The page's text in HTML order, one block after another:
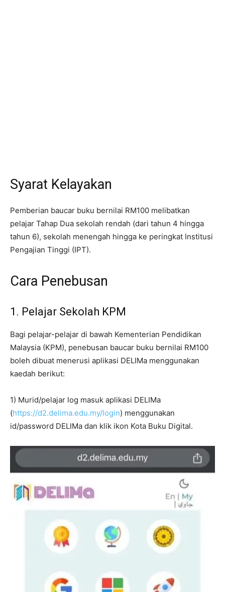
Syarat Kelayakan
Pemberian baucar buku bernilai RM100 melibatkan
pelajar Tahap Dua sekolah rendah (dari tahun 4 hingga
tahun 6), sekolah menengah hingga ke peringkat Institusi
Pengajian Tinggi (IPT).
Cara Penebusan
1. Pelajar Sekolah KPM
Bagi pelajar-pelajar di bawah Kementerian Pendidikan
Malaysia (KPM), penebusan baucar buku bernilai RM100
boleh dibuat menerusi aplikasi DELIMa menggunakan
kaedah berikut:
1) Murid/pelajar log masuk aplikasi DELIMa
(https://d2.delima.edu.my/login) menggunakan
id/password DELIMa dan klik ikon Kota Buku Digital.